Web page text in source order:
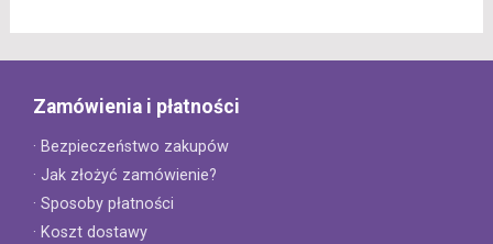
Zamówienia i płatności
· Bezpieczeństwo zakupów
· Jak złożyć zamówienie?
· Sposoby płatności
· Koszt dostawy